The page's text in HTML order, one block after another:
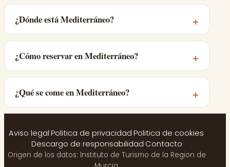
¿Dónde está Mediterráneo?
¿Cómo reservar en Mediterráneo?
¿Qué se come en Mediterráneo?
Aviso legal·Politica de privacidad·Politica de cookies·
Descargo de responsabilidad·Contacto
Origen de los datos: Instituto de Turismo de la Region de